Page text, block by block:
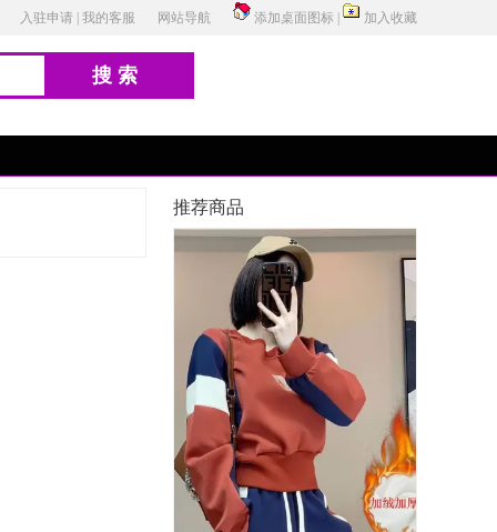
入驻申请 我的客服 网站导航 添加桌面图标 加入收藏
搜索
推荐商品